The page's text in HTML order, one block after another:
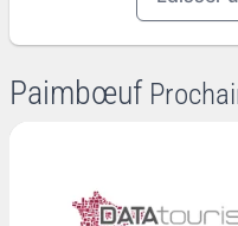
Paimbœuf